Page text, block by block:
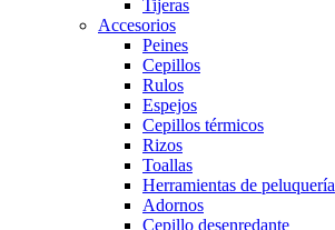
Tijeras
Accesorios
Peines
Cepillos
Rulos
Espejos
Cepillos térmicos
Rizos
Toallas
Herramientas de peluquería
Adornos
Cepillo desenredante